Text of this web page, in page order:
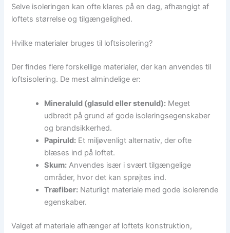
Selve isoleringen kan ofte klares på en dag, afhængigt af
loftets størrelse og tilgængelighed.
Hvilke materialer bruges til loftsisolering?
Der findes flere forskellige materialer, der kan anvendes til
loftsisolering. De mest almindelige er:
Mineraluld (glasuld eller stenuld): Meget
udbredt på grund af gode isoleringsegenskaber
og brandsikkerhed.
Papiruld: Et miljøvenligt alternativ, der ofte
blæses ind på loftet.
Skum: Anvendes især i svært tilgængelige
områder, hvor det kan sprøjtes ind.
Træfiber: Naturligt materiale med gode isolerende
egenskaber.
Valget af materiale afhænger af loftets konstruktion,